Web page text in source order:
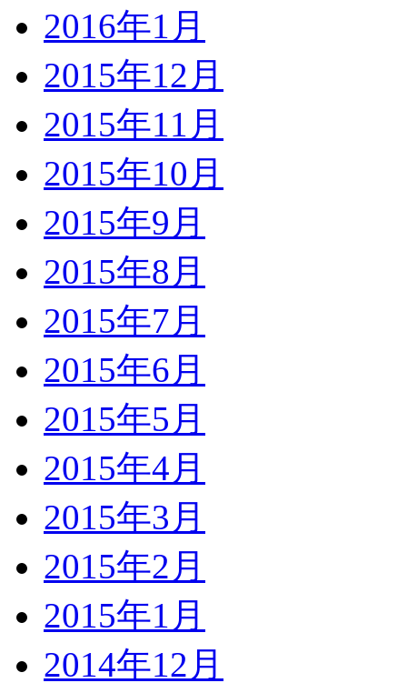
2016年1月
2015年12月
2015年11月
2015年10月
2015年9月
2015年8月
2015年7月
2015年6月
2015年5月
2015年4月
2015年3月
2015年2月
2015年1月
2014年12月